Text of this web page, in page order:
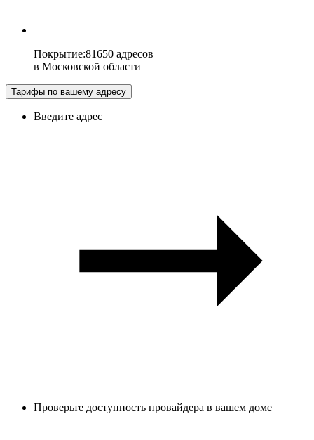
Покрытие:81650 адресов
в Московской области
Тарифы по вашему адресу
Введите адрес
Проверьте доступность провайдера в вашем доме